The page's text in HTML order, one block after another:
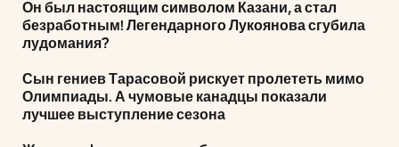
Он был настоящим символом Казани, а стал
безработным! Легендарного Лукоянова сгубила
лудомания?
Сын гениев Тарасовой рискует пролететь мимо
Олимпиады. А чумовые канадцы показали
лучшее выступление сезона